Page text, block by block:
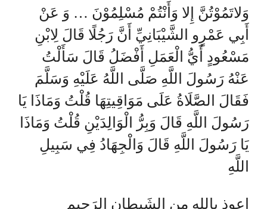
وَلاتَمُوْتُنَّ إِلا وَأَنْتُمْ مُسْلِمُوْنَ … وَ عَنْ
أَبِي عَمْرٍو الشَّيْبَانِيِّ أَنَّ رَجُلًا قَالَ لِابْنِ
مَسْعُودٍ أَيُّ الْعَمَلِ أَفْضَلُ قَالَ سَأَلْتُ
عَنْهُ رَسُولَ اللَّهِ صَلَّى اللَّهُ عَلَيْهِ وَسَلَّمَ
فَقَالَ الصَّلَاةُ عَلَى مَوَاقِيتِهَا قُلْتُ وَمَاذَا يَا
رَسُولَ اللَّهِ قَالَ وَبِرُّ الْوَالِدَيْنِ قُلْتُ وَمَاذَا
يَا رَسُولَ اللَّهِ قَالَ وَالْجِهَادُ فِي سَبِيلِ
اللَّهِ
اعوذ بالله من الشَيطان الرَجيم